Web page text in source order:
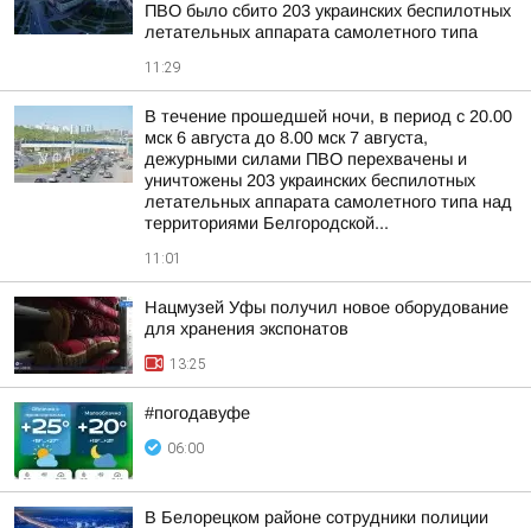
ПВО было сбито 203 украинских беспилотных
летательных аппарата самолетного типа
11:29
В течение прошедшей ночи, в период с 20.00
мск 6 августа до 8.00 мск 7 августа,
дежурными силами ПВО перехвачены и
уничтожены 203 украинских беспилотных
летательных аппарата самолетного типа над
территориями Белгородской...
11:01
Нацмузей Уфы получил новое оборудование
для хранения экспонатов
13:25
#погодавуфе
06:00
В Белорецком районе сотрудники полиции